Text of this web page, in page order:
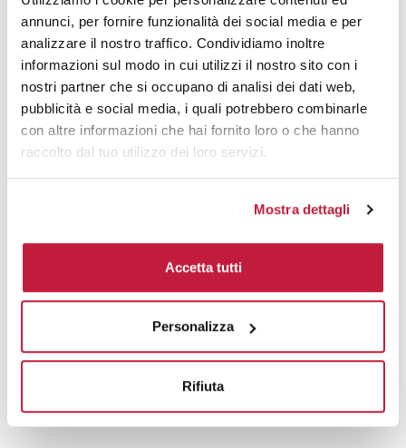
annunci, per fornire funzionalità dei social media e per
analizzare il nostro traffico. Condividiamo inoltre
informazioni sul modo in cui utilizzi il nostro sito con i
nostri partner che si occupano di analisi dei dati web,
pubblicità e social media, i quali potrebbero combinarle
con altre informazioni che hai fornito loro o che hanno
raccolto dal tuo utilizzo dei loro servizi.
Mostra dettagli
Accetta tutti
Personalizza
Rifiuta
Area di personalizzazione
Domande e risposte
Prodotti alternativi